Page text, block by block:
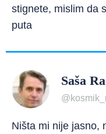
stignete, mislim da
puta
Saša
Ništa mi nije jasno,